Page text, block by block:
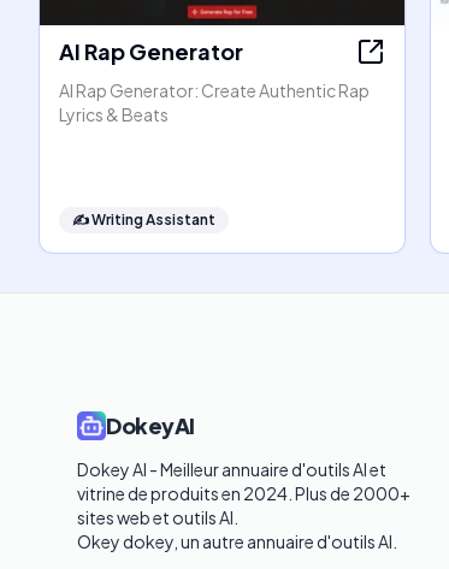
AI Rap Generator
AI Rap Generator: Create Authentic Rap
Lyrics & Beats
✍️Writing Assistant
DokeyAI
Dokey AI - Meilleur annuaire d'outils AI et
vitrine de produits en 2024. Plus de 2000+
sites web et outils AI.
Okey dokey, un autre annuaire d'outils AI.